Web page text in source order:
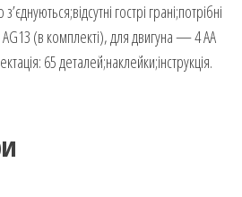
гострі грані;потрібні
(в комплекті), для двигуна — 4 AA
65 деталей;наклейки;інструкція.